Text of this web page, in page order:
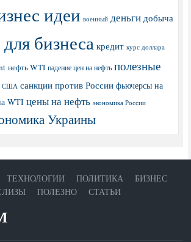
идеи военный деньги добыча
бизнеса кредит курс доллара
нефть WTI падение цен на нефть полезные
США санкции против России фьючерсы на
WTI цены на нефть экономика России
Украины
ТЕХНОЛОГИИ ПОЛИТИКА
БИЗНЕС
ПОЛЕЗНО СТАТЬИ